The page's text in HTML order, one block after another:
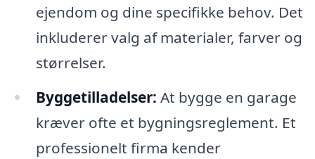
ejendom og dine specifikke behov. Det
inkluderer valg af materialer, farver og
størrelser.
Byggetilladelser: At bygge en garage
kræver ofte et bygningsreglement. Et
professionelt firma kender